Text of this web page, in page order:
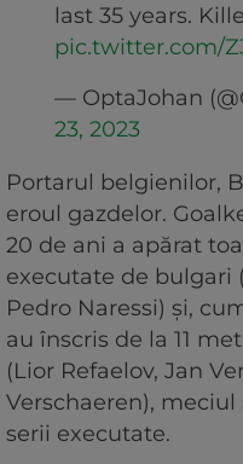
last 35 years.
pic.twitter.com/
— OptaJohan
23, 2023
Portarul belgienilor,
eroul gazdelor.
20 de ani a apărat
executate de bulgari
Pedro Naressi) și,
au înscris de la 11
(Lior Refaelov, Jan
Verschaeren),
serii executate.